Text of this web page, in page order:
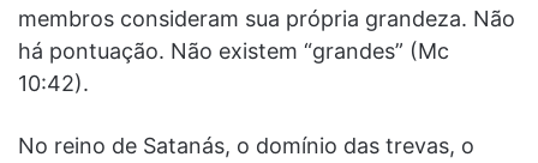
membros consideram sua própria grandeza. Não
há pontuação. Não existem “grandes” (Mc
10:42).
No reino de Satanás, o domínio das trevas, o